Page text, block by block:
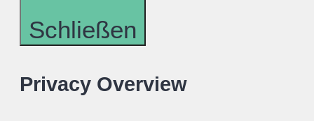
Schließen
Privacy Overview